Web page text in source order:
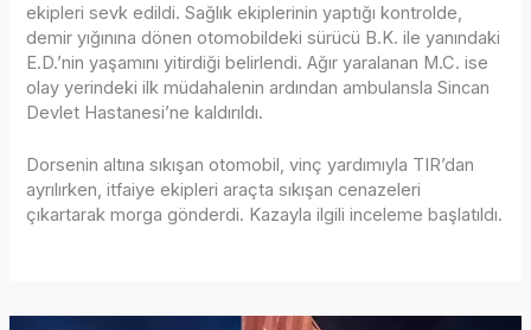
ekipleri sevk edildi. Sağlık ekiplerinin yaptığı kontrolde,
demir yığınına dönen otomobildeki sürücü B.K. ile yanındaki
E.D.’nin yaşamını yitirdiği belirlendi. Ağır yaralanan M.C. ise
olay yerindeki ilk müdahalenin ardından ambulansla Sincan
Devlet Hastanesi’ne kaldırıldı.
Dorsenin altına sıkışan otomobil, vinç yardımıyla TIR’dan
ayrılırken, itfaiye ekipleri araçta sıkışan cenazeleri
çıkartarak morga gönderdi. Kazayla ilgili inceleme başlatıldı.